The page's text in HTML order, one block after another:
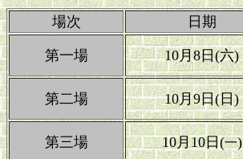
場次 日期
第一場 10月8日(六)
第二場 10月9日(日)
第三場 10月10日(一)